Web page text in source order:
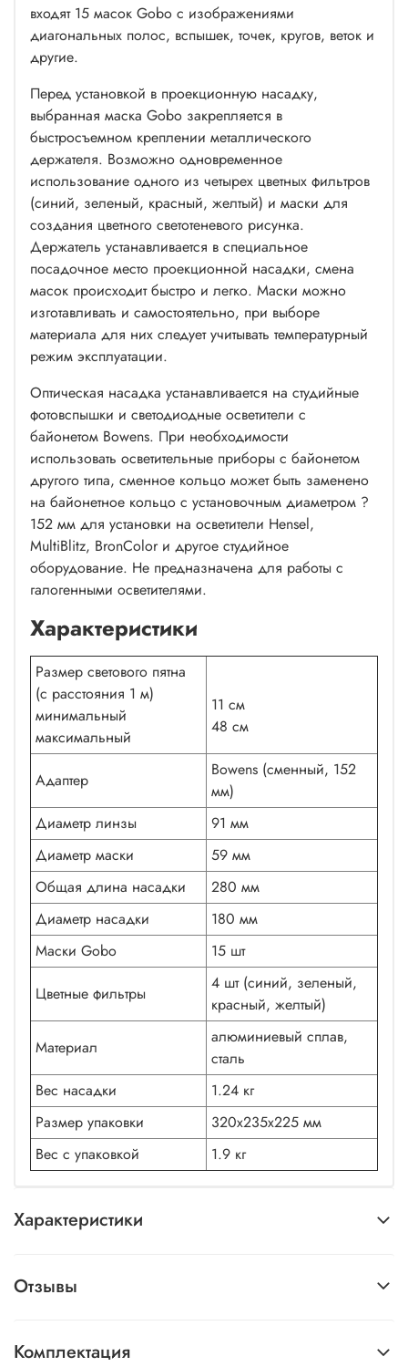
входят 15 масок Gobo с изображениями
диагональных полос, вспышек, точек, кругов, веток и
другие.
Перед установкой в проекционную насадку,
выбранная маска Gobo закрепляется в
быстросъемном креплении металлического
держателя. Возможно одновременное
использование одного из четырех цветных фильтров
(синий, зеленый, красный, желтый) и маски для
создания цветного светотеневого рисунка.
Держатель устанавливается в специальное
посадочное место проекционной насадки, смена
масок происходит быстро и легко. Маски можно
изготавливать и самостоятельно, при выборе
материала для них следует учитывать температурный
режим эксплуатации.
Оптическая насадка устанавливается на студийные
фотовспышки и светодиодные осветители с
байонетом Bowens. При необходимости
использовать осветительные приборы с байонетом
другого типа, сменное кольцо может быть заменено
на байонетное кольцо с установочным диаметром ?
152 мм для установки на осветители Hensel,
MultiBlitz, BronColor и другое студийное
оборудование. Не предназначена для работы с
галогенными осветителями.
Характеристики
Размер светового пятна
(с расстояния 1 м)
минимальный
максимальный
11 см
48 см
Адаптер
Bowens (сменный, 152
мм)
Диаметр линзы
91 мм
Диаметр маски
59 мм
Общая длина насадки
280 мм
Диаметр насадки
180 мм
Маски Gobo
15 шт
Цветные фильтры
4 шт (синий, зеленый,
красный, желтый)
Материал
алюминиевый сплав,
сталь
Вес насадки
1.24 кг
Размер упаковки
320х235х225 мм
Вес с упаковкой
1.9 кг
Характеристики
Отзывы
Комплектация